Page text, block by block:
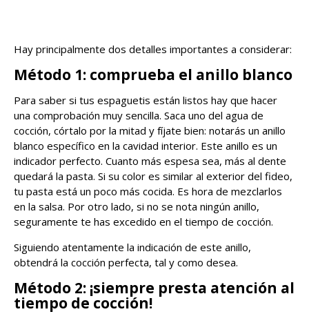
Hay principalmente dos detalles importantes a considerar:
Método 1: comprueba el anillo blanco
Para saber si tus espaguetis están listos hay que hacer
una comprobación muy sencilla. Saca uno del agua de
cocción, córtalo por la mitad y fíjate bien: notarás un anillo
blanco específico en la cavidad interior. Este anillo es un
indicador perfecto. Cuanto más espesa sea, más al dente
quedará la pasta. Si su color es similar al exterior del fideo,
tu pasta está un poco más cocida. Es hora de mezclarlos
en la salsa. Por otro lado, si no se nota ningún anillo,
seguramente te has excedido en el tiempo de cocción.
Siguiendo atentamente la indicación de este anillo,
obtendrá la cocción perfecta, tal y como desea.
Método 2: ¡siempre presta atención al
tiempo de cocción!